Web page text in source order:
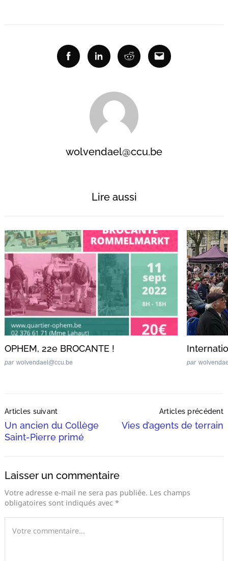
FacebookLinkedinRedditEmail
wolvendael@ccu.be
Lire aussi
OPHEM, 22e BROCANTE !
par wolvendael@ccu.be par
Navigation
Articles suivant
Un ancien du Collège
Saint-Pierre primé
Articles précédent
Vies d’agents de terrain
Laisser un commentaire
Votre adresse e-mail ne sera pas publiée. Les champs
obligatoires sont indiqués avec *